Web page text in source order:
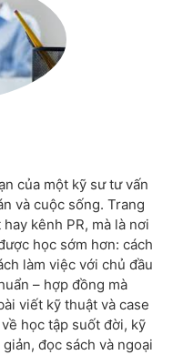
của một kỹ sư tư vấn
và cuộc sống. Trang
kênh PR, mà là nơi
học sớm hơn: cách
làm việc với chủ đầu
– hợp đồng mà
viết kỹ thuật và case
học tập suốt đời, kỹ
đọc sách và ngoại